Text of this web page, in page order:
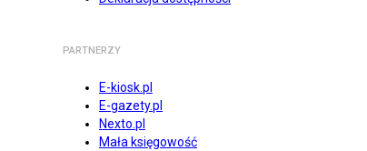
PARTNERZY
E-kiosk.pl
E-gazety.pl
Nexto.pl
Mała księgowość